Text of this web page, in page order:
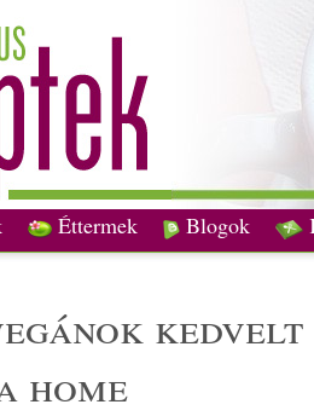
Éttermek Blogok
ok
home